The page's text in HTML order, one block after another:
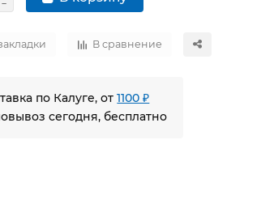
В сравнение
по Калуге, от1100 ₽
сегодня, бесплатно